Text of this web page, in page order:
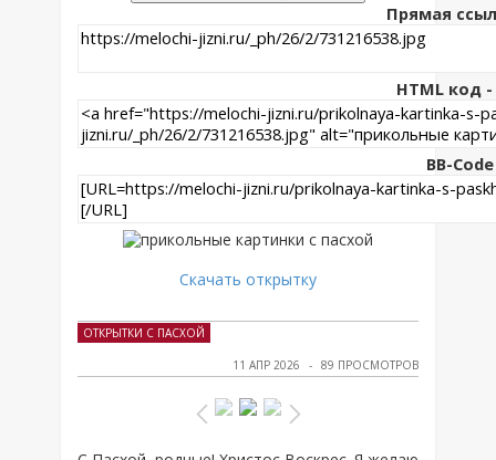
Прямая
HTML код
BB-
Скачать открытку
ОТКРЫТКИ С ПАСХОЙ
11 АПР 2026 89 ПРОСМОТРОВ